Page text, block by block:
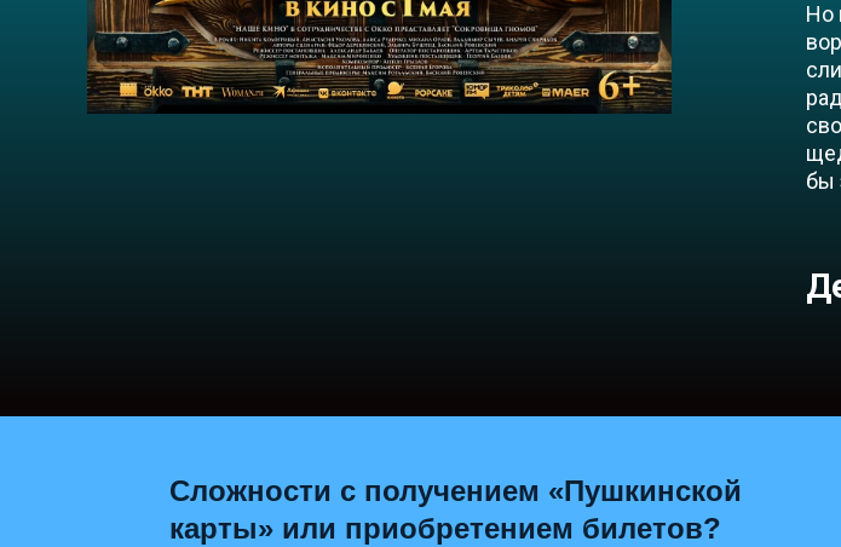
Но
бы
Сложности с получением «Пушкинской
карты» или приобретением билетов?